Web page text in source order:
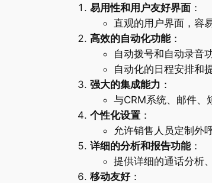
易用性和用户友好界面 ：
直观的用户界面，容
高效的自动化功能：
自动拨号和自动录音
自动化的日程安排和
强大的集成能力 ：
与CRM系统、邮件、
个性化设置 ：
允许销售人员定制外
详细的分析和报告功能：
提供详细的通话分析
移动友好：